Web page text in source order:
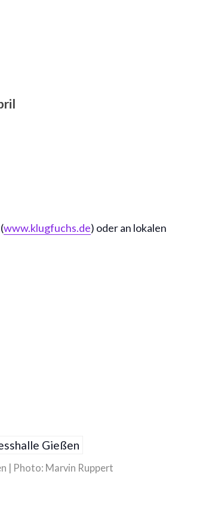
www.klugfuchs.de) oder an lokalen
| Photo: Marvin Ruppert